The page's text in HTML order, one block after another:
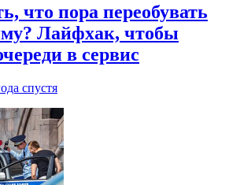
что пора переобувать
Лайфхак, чтобы
в сервис
спустя